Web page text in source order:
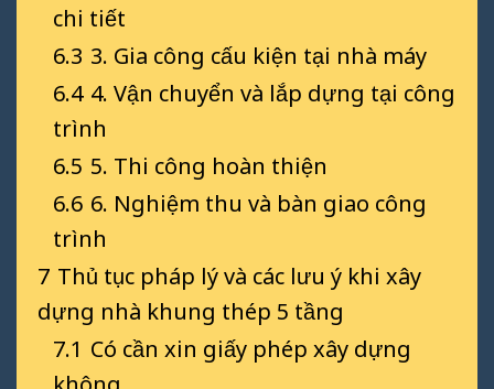
chi tiết
6.3 3. Gia công cấu kiện tại nhà máy
6.4 4. Vận chuyển và lắp dựng tại công
trình
6.5 5. Thi công hoàn thiện
6.6 6. Nghiệm thu và bàn giao công
trình
7 Thủ tục pháp lý và các lưu ý khi xây
dựng nhà khung thép 5 tầng
7.1 Có cần xin giấy phép xây dựng